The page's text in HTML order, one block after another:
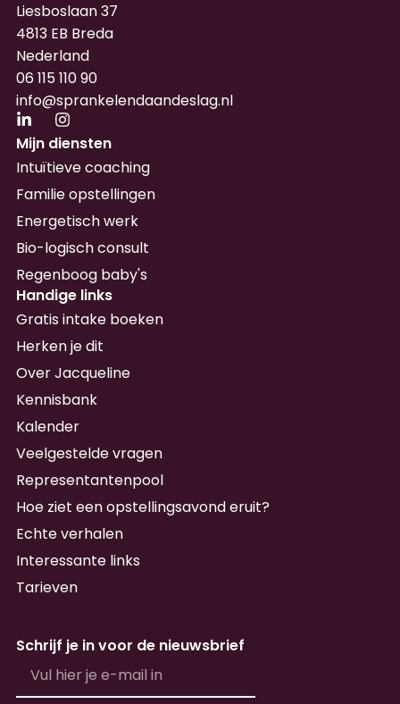
Liesboslaan 37
4813 EB Breda
Nederland
06 115 110 90
info@sprankelendaandeslag.nl
Mijn diensten
Intuïtieve coaching
Familie opstellingen
Energetisch werk
Bio-logisch consult
Regenboog baby's
Handige links
Gratis intake boeken
Herken je dit
Over Jacqueline
Kennisbank
Kalender
Veelgestelde vragen
Representantenpool
Hoe ziet een opstellingsavond eruit?
Echte verhalen
Interessante links
Tarieven
Schrijf je in voor de nieuwsbrief